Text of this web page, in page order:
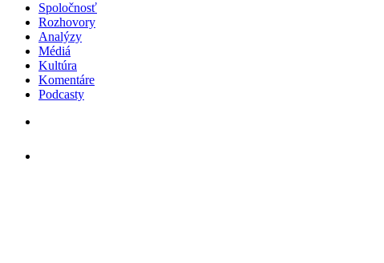
Spoločnosť
Rozhovory
Analýzy
Médiá
Kultúra
Komentáre
Podcasty